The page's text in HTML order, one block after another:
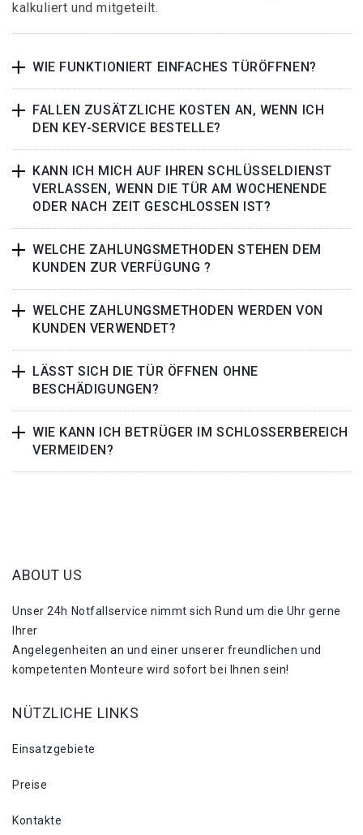
kalkuliert und mitgeteilt.
WIE FUNKTIONIERT EINFACHES TÜRÖFFNEN?
FALLEN ZUSÄTZLICHE KOSTEN AN, WENN ICH
DEN KEY-SERVICE BESTELLE?
KANN ICH MICH AUF IHREN SCHLÜSSELDIENST
VERLASSEN, WENN DIE TÜR AM WOCHENENDE
ODER NACH ZEIT GESCHLOSSEN IST?
WELCHE ZAHLUNGSMETHODEN STEHEN DEM
KUNDEN ZUR VERFÜGUNG ?
WELCHE ZAHLUNGSMETHODEN WERDEN VON
KUNDEN VERWENDET?
LÄSST SICH DIE TÜR ÖFFNEN OHNE
BESCHÄDIGUNGEN?
WIE KANN ICH BETRÜGER IM SCHLOSSERBEREICH
VERMEIDEN?
ABOUT US
Unser 24h Notfallservice nimmt sich Rund um die Uhr gerne
Ihrer
Angelegenheiten an und einer unserer freundlichen und
kompetenten Monteure wird sofort bei Ihnen sein!
NÜTZLICHE LINKS
Einsatzgebiete
Preise
Kontakte